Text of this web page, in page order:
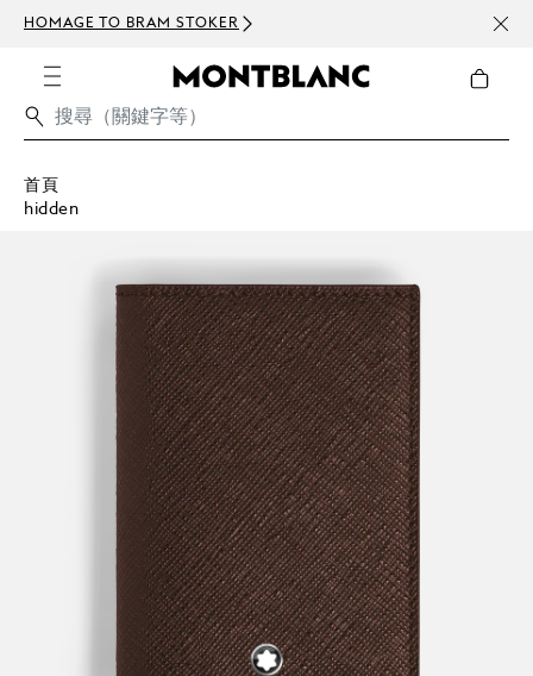
HOMAGE TO BRAM STOKER 訂閱
首頁
hidden